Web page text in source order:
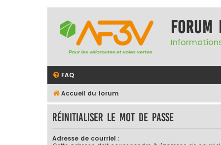
FAQ
Accueil du forum
Réinitialiser le mot de passe
Adresse de courriel :